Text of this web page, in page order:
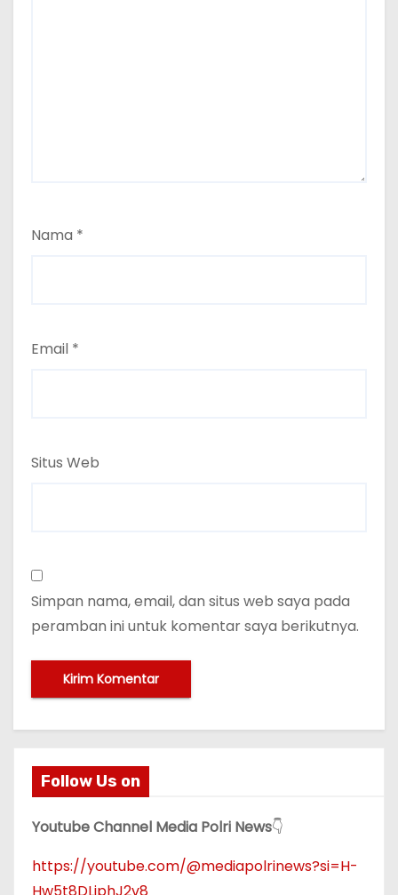
Nama *
Email *
Situs Web
Simpan nama, email, dan situs web saya pada
peramban ini untuk komentar saya berikutnya.
Follow Us on
Youtube Channel Media Polri News👇
https://youtube.com/@mediapolrinews?si=H-